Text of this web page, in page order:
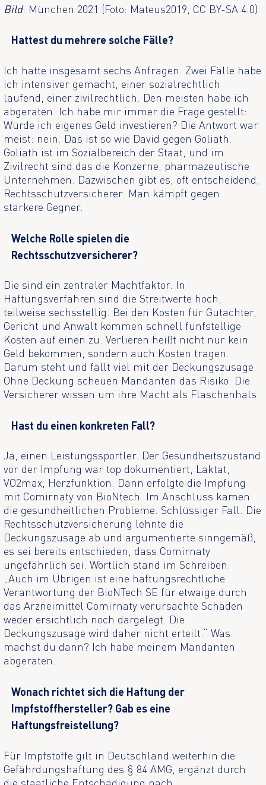
Bild: München 2021 (Foto: Mateus2019, CC BY-SA 4.0)
Hattest du mehrere solche Fälle?
Ich hatte insgesamt sechs Anfragen. Zwei Fälle habe
ich intensiver gemacht, einer sozialrechtlich
laufend, einer zivilrechtlich. Den meisten habe ich
abgeraten. Ich habe mir immer die Frage gestellt:
Würde ich eigenes Geld investieren? Die Antwort war
meist: nein. Das ist so wie David gegen Goliath.
Goliath ist im Sozialbereich der Staat, und im
Zivilrecht sind das die Konzerne, pharmazeutische
Unternehmen. Dazwischen gibt es, oft entscheidend,
Rechtsschutzversicherer. Man kämpft gegen
stärkere Gegner.
Welche Rolle spielen die
Rechtsschutzversicherer?
Die sind ein zentraler Machtfaktor. In
Haftungsverfahren sind die Streitwerte hoch,
teilweise sechsstellig. Bei den Kosten für Gutachter,
Gericht und Anwalt kommen schnell fünfstellige
Kosten auf einen zu. Verlieren heißt nicht nur kein
Geld bekommen, sondern auch Kosten tragen.
Darum steht und fällt viel mit der Deckungszusage.
Ohne Deckung scheuen Mandanten das Risiko. Die
Versicherer wissen um ihre Macht als Flaschenhals.
Hast du einen konkreten Fall?
Ja, einen Leistungssportler. Der Gesundheitszustand
vor der Impfung war top dokumentiert, Laktat,
VO2max, Herzfunktion. Dann erfolgte die Impfung
mit Comirnaty von BioNtech. Im Anschluss kamen
die gesundheitlichen Probleme. Schlüssiger Fall. Die
Rechtsschutzversicherung lehnte die
Deckungszusage ab und argumentierte sinngemäß,
es sei bereits entschieden, dass Comirnaty
ungefährlich sei. Wörtlich stand im Schreiben:
„Auch im Übrigen ist eine haftungsrechtliche
Verantwortung der BioNTech SE für etwaige durch
das Arzneimittel Comirnaty verursachte Schäden
weder ersichtlich noch dargelegt. Die
Deckungszusage wird daher nicht erteilt.“ Was
machst du dann? Ich habe meinem Mandanten
abgeraten.
Wonach richtet sich die Haftung der
Impfstoffhersteller? Gab es eine
Haftungsfreistellung?
Für Impfstoffe gilt in Deutschland weiterhin die
Gefährdungshaftung des § 84 AMG, ergänzt durch